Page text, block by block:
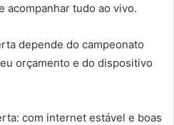
acompanhar tudo ao vivo.
depende do campeonato
orçamento e do dispositivo
com internet estável e boas